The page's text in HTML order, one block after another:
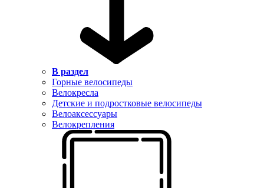
В раздел
Горные велосипеды
Велокресла
Детские и подростковые велосипеды
Велоаксессуары
Велокрепления